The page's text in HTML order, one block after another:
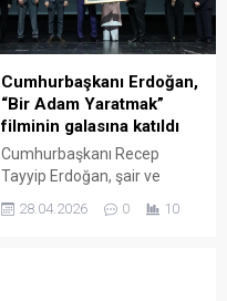
Türkiye sınırlarında hiçbir
ticari faaliyeti bulunmayan
şirketin, ESK ve ESK’nın ticari
ilişki içinde olduğu herhangi
bir özel kuruluş ya da
üçüncü taraf firma ile ticari
faaliyette bulunması
imkansız bir...
Cumhurbaşkanı Erdoğan,
“Bir Adam Yaratmak”
filminin galasına katıldı
Cumhurbaşkanı Recep
Tayyip Erdoğan, şair ve
Kısakürek’in aynı adlı
28.04.2026 0 10